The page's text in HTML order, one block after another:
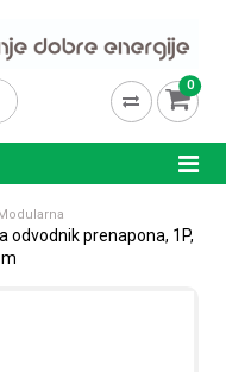
0
odvodnik prenapona, 1P,